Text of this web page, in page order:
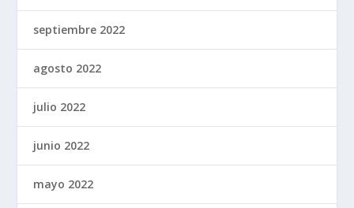
septiembre 2022
agosto 2022
julio 2022
junio 2022
mayo 2022